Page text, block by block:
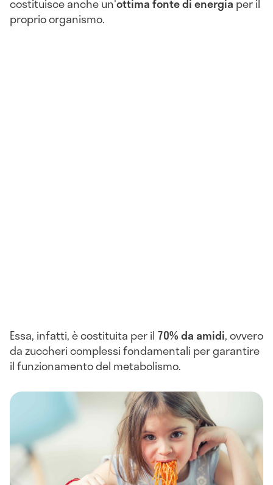
costituisce anche un'ottima fonte di energia per il
proprio organismo.
Essa, infatti, è costituita per il 70% da amidi, ovvero
da zuccheri complessi fondamentali per garantire
il funzionamento del metabolismo.